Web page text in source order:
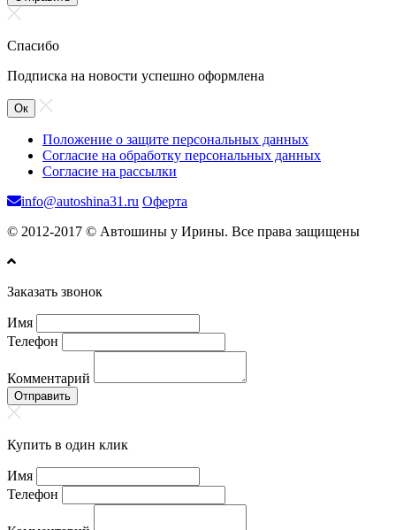
Спасибо
Подписка на новости успешно оформлена
Ок
Положение о защите персональных данных
Согласие на обработку персональных данных
Согласие на рассылки
info@autoshina31.ru Оферта
© 2012-2017 © Автошины у Ирины. Все права защищены
Заказать звонок
Имя
Телефон
Комментарий
Отправить
Купить в один клик
Имя
Телефон